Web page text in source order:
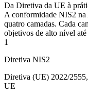
Da Diretiva da UE à
A conformidade NIS2 na
quatro camadas. Cada
objetivos de alto nível
1
Diretiva NIS2
Diretiva (UE) 2022/2555,
UE